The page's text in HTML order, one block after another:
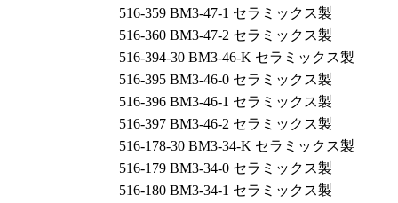
516-359 BM3-47-1 セラミックス製
516-360 BM3-47-2 セラミックス製
516-394-30 BM3-46-K セラミックス製
516-395 BM3-46-0 セラミックス製
516-396 BM3-46-1 セラミックス製
516-397 BM3-46-2 セラミックス製
516-178-30 BM3-34-K セラミックス製
516-179 BM3-34-0 セラミックス製
516-180 BM3-34-1 セラミックス製